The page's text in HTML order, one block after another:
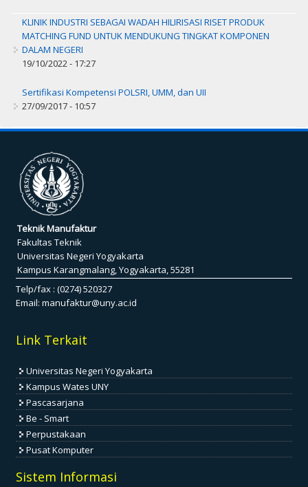
KLINIK INDUSTRI SEBAGAI WADAH HILIRISASI RISET PRODUK
MATCHING FUND UNTUK MENDUKUNG TINGKAT KOMPONEN
DALAM NEGERI
19/10/2022 - 17:27
Sertifikasi Kompetensi POLSRI, UMM, dan UII
27/09/2017 - 10:57
Teknik Manufaktur
Fakultas Teknik
Universitas Negeri Yogyakarta
Kampus Karangmalang, Yogyakarta, 55281
Telp/fax : (0274) 520327
Email:manufaktur@uny.ac.id
Link Terkait
Universitas Negeri Yogyakarta
Kampus Wates UNY
Pascasarjana
Be - Smart
Perpustakaan
Pusat Komputer
Sistem Informasi